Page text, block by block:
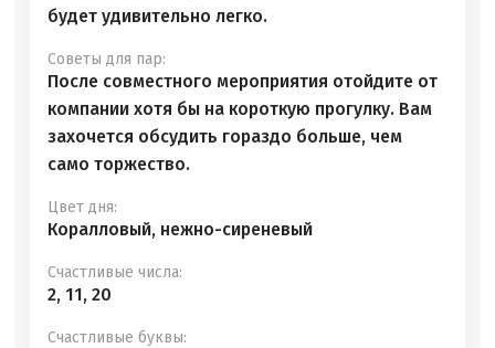
будет удивительно легко.
Советы для пар:
После совместного мероприятия отойдите от
компании хотя бы на короткую прогулку. Вам
захочется обсудить гораздо больше, чем
само торжество.
Цвет дня:
Коралловый, нежно-сиреневый
Счастливые числа:
2, 11, 20
Счастливые буквы: